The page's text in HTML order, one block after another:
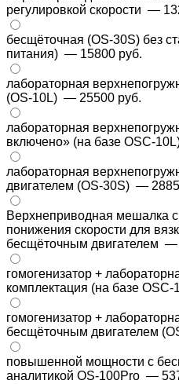
регулировкой скорости —
бесщёточная (OS-30S) без
питания) — 15800 руб.
лабораторная
(OS-10L) — 25500 руб.
лабораторная
включено» (на базе OSC-
лабораторная
двигателем (OS-30S) —
Верхнеприводная мешалка
понижения скорости для
бесщёточным двигателем —
гомогенизатор +
комплектация (на базе OSC-
гомогенизатор +
бесщёточным двигателем
повышенной мощности с
аналитикой OS-100Pro —